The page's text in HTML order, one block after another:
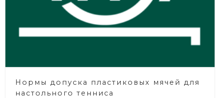
Нормы допуска пластиковых мячей для
настольного тенниса